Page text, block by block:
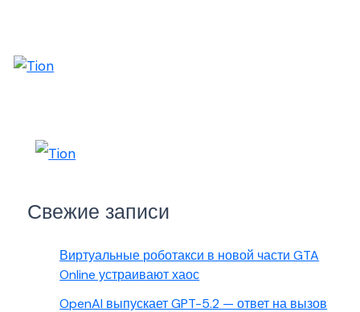
Свежие записи
Виртуальные роботакси в новой части GTA
Online устраивают хаос
OpenAI выпускает GPT-5.2 — ответ на вызов